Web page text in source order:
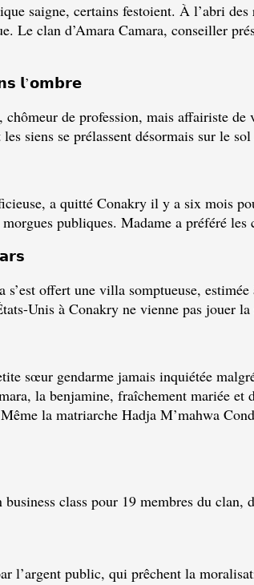
saigne, certains festoient. À l’abri
Le clan d’Amara Camara, conseiller
𝗹’𝗼𝗺𝗯𝗿𝗲
de profession, mais affairiste
siens se prélassent désormais sur le
a quitté Conakry il y a six mois
publiques. Madame a préféré
offert une villa somptueuse,
Unis à Conakry ne vienne pas jouer
sœur gendarme jamais inquiétée
la benjamine, fraîchement mariée
la matriarche Hadja M’mahwa
class pour 19 membres du
l’argent public, qui prêchent la